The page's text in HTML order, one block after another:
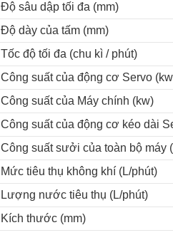
Độ sâu dập tối đa (mm)
Độ dày của tấm (mm)
Tốc độ tối đa (chu kì / phút)
Công suất của động cơ Servo
Công suất của Máy chính (kw)
Công suất của động cơ kéo dài
Công suất sưởi của toàn bộ máy
Mức tiêu thụ không khí (L/phút)
Lượng nước tiêu thụ (L/phút)
Kích thước (mm)